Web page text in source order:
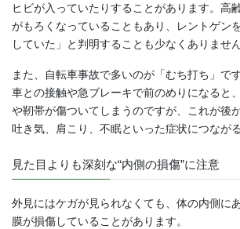
ヒビが入っていたりすることがあります。高
がもろくなっていることもあり、レントゲン
していた」と判明することも少なくありません
また、自転車事故で多いのが「むち打ち」です
車との接触や急ブレーキで前のめりになると
や靭帯が傷ついてしまうのですが、これが後
吐き気、肩こり、不眠といった症状につなが
見た目よりも深刻な“内側の損傷”に注意
外見にはケガが見られなくても、体の内側に
膜が損傷していることがあります。